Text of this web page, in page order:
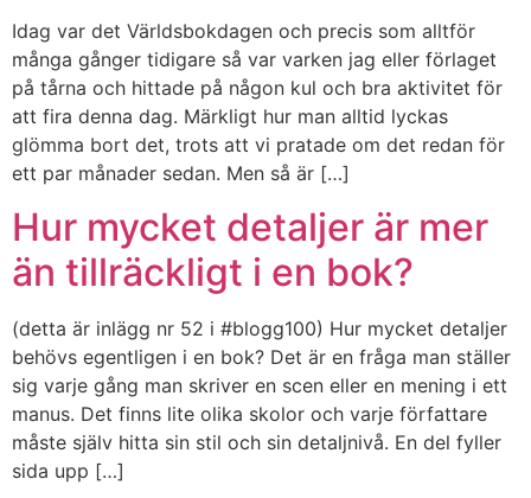
Idag var det Världsbokdagen och precis som alltför
många gånger tidigare så var varken jag eller förlaget
på tårna och hittade på någon kul och bra aktivitet för
att fira denna dag. Märkligt hur man alltid lyckas
glömma bort det, trots att vi pratade om det redan för
ett par månader sedan. Men så är […]
Hur mycket detaljer är mer
än tillräckligt i en bok?
(detta är inlägg nr 52 i #blogg100) Hur mycket detaljer
behövs egentligen i en bok? Det är en fråga man ställer
sig varje gång man skriver en scen eller en mening i ett
manus. Det finns lite olika skolor och varje författare
måste själv hitta sin stil och sin detaljnivå. En del fyller
sida upp […]